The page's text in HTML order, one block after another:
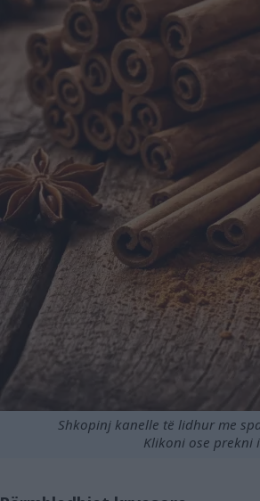
Shkopinj kanelle të lidhur me
Klikoni ose prekni